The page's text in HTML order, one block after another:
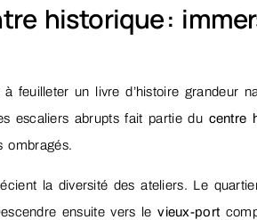
historique :
à feuilleter un livre d’histoire grandeur
escaliers abrupts fait partie du centre
ombragés.
la diversité des ateliers. Le
ensuite vers levieux-port